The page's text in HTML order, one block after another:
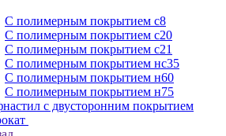
С полимерным покрытием с8
С полимерным покрытием с20
С полимерным покрытием с21
С полимерным покрытием нс35
С полимерным покрытием н60
С полимерным покрытием н75
с двусторонним покрытием